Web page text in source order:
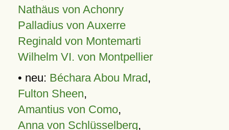
Nathäus von Achonry
Palladius von Auxerre
Reginald von Montemarti
Wilhelm VI. von Montpellier
• neu: Béchara Abou Mrad,
Fulton Sheen,
Amantius von Como,
Anna von Schlüsselberg,